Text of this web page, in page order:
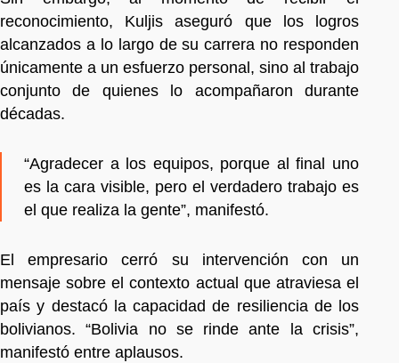
reconocimiento, Kuljis aseguró que los logros
alcanzados a lo largo de su carrera no responden
únicamente a un esfuerzo personal, sino al trabajo
conjunto de quienes lo acompañaron durante
décadas.
“Agradecer a los equipos, porque al final uno
es la cara visible, pero el verdadero trabajo es
el que realiza la gente”, manifestó.
El empresario cerró su intervención con un
mensaje sobre el contexto actual que atraviesa el
país y destacó la capacidad de resiliencia de los
bolivianos. “Bolivia no se rinde ante la crisis”,
manifestó entre aplausos.